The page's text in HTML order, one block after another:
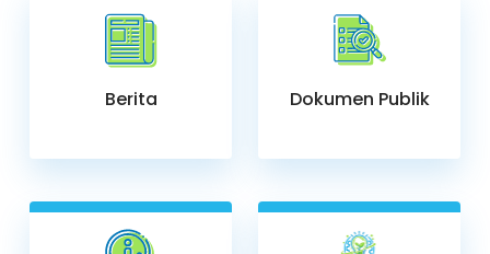
Berita Dokumen Publik